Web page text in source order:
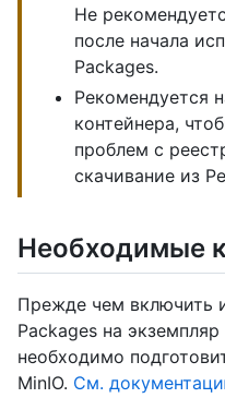
Не
после начала
Packages.
Рекомендуется
контейнера,
проблем с
скачивание из
Необходимые
Прежде чем включить
Packages на
необходимо
MinIO. См.